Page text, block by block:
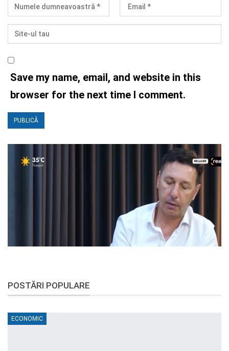
Save my name, email, and website in this
browser for the next time I comment.
POSTĂRI POPULARE
ECONOMIC